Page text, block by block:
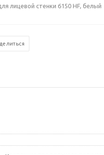
лицевой стенки 6150 HF, белый